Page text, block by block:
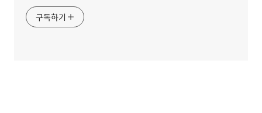
구독하기